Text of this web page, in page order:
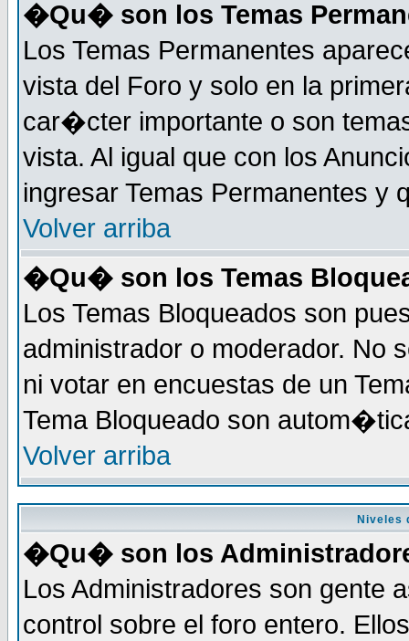
�Qu� son los Temas
Los Temas Permanentes
vista del Foro y solo en la
car�cter importante o son
vista. Al igual que con los
ingresar Temas Permanentes y
Volver arriba
�Qu� son los Temas
Los Temas Bloqueados son
administrador o moderador. No
ni votar en encuestas de un
Tema Bloqueado son
Volver arriba
Niveles
�Qu� son los
Los Administradores son gente
control sobre el foro entero.